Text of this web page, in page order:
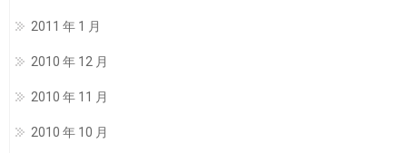
2011 年 1 月
2010 年 12 月
2010 年 11 月
2010 年 10 月